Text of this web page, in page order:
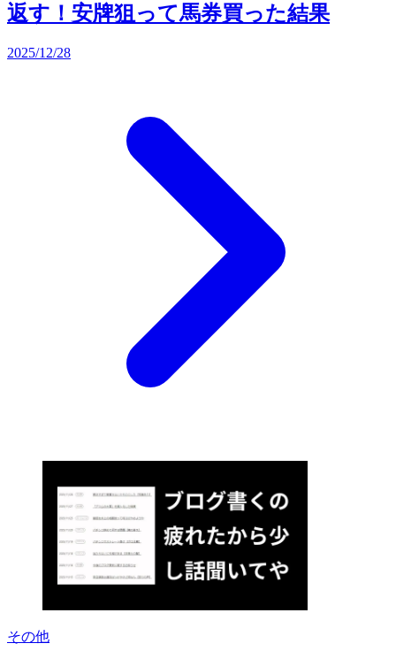
返す！安牌狙って馬券買った結果
2025/12/28
その他